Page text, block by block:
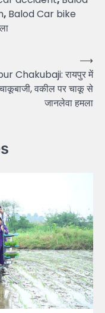
, Balod Car bike
Chakubaji: रायपुर में
वकील पर चाकू से
जानलेवा हमला
⟶